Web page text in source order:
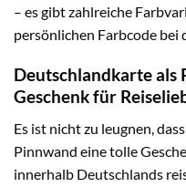
– es gibt zahlreiche
persönlichen Farbcode bei
Deutschlandkarte als
Geschenk für
Es ist nicht zu leugnen,
Pinnwand eine tolle
innerhalb Deutschlands